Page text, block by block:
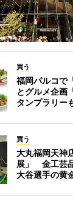
買う
福岡パルコで
とグルメ企
タンプラリー
買う
大丸福岡天神
展」 金工芸
大谷選手の黄